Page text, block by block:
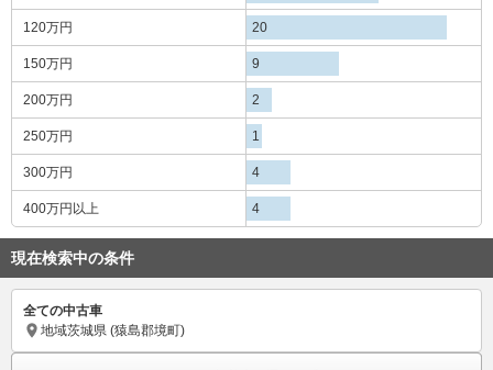
150万円
200万円
250万円
300万円
400万円以上
9
2
1
4
4
現在検索中の条件
全ての中古車
地域茨城県 (猿島郡境町)
条件保存して新着車両通知を受け取る